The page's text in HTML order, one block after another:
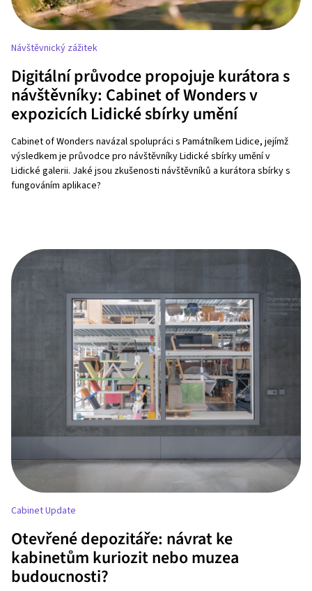
Návštěvnický zážitek
Digitální průvodce propojuje kurátora s
návštěvníky: Cabinet of Wonders v
expozicích Lidické sbírky umění
Cabinet of Wonders navázal spolupráci s Památníkem Lidice, jejímž
výsledkem je průvodce pro návštěvníky Lidické sbírky umění v
Lidické galerii. Jaké jsou zkušenosti návštěvníků a kurátora sbírky s
fungováním aplikace?
Cabinet Update
Otevřené depozitáře: návrat ke
kabinetům kuriozit nebo muzea
budoucnosti?